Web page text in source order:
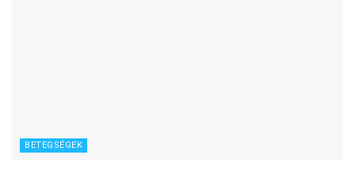
BETEGSÉGEK